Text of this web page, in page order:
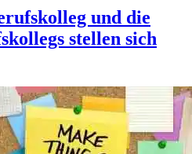
und die
stellen sich